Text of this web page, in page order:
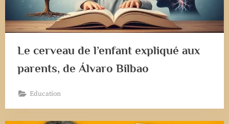
Le cerveau de l’enfant expliqué aux
parents, de Álvaro Bilbao
Education